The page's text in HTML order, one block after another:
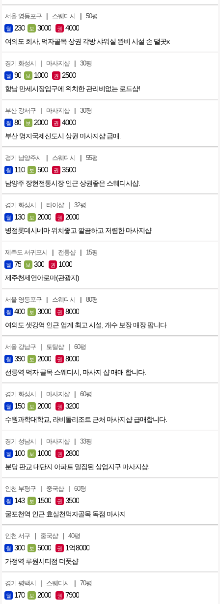
서울 영등포구 | 스웨디시 | 50평
월 230 보 3000 권 4000
여의도 회사, 먹자골목 상권 각방 샤워실 완비 시설 손 댈곳x
경기 화성시 | 마사지샵 | 30평
월 90 보 1000 권 2500
향남 만세시장입구에 위치한 관리비없는 로드샵!
부산 강서구 | 마사지샵 | 30평
월 80 보 2000 권 4000
부산 명지국제신도시 상권 마사지샵 급매.
경기 남양주시 | 스웨디시 | 55평
월 110 보 500 권 3500
남양주 장현전통시장 인근 상권좋은 스웨디시샵.
경기 화성시 | 타이샵 | 32평
월 130 보 2000 권 2000
병점롯데시네마 위치좋고 깔끔하고 저렴한 마사지샵
제주도 서귀포시 | 전통샵 | 15평
월 75 보 300 권 1000
제주천제연아로마(관광지)
서울 영등포구 | 스웨디시 | 80평
월 400 보 3000 권 8000
여의도 샛강역 인근 업계 최고 시설, 개수 보장 매장 팝니다
서울 강남구 | 토탈샵 | 60평
월 390 보 2000 권 8000
선릉역 먹자 골목 스웨디시, 마사지 샵 매매 합니다.
경기 화성시 | 마사지샵 | 60평
월 150 보 2000 권 3200
수원과학대학교, 라비돌리조트 근처 마사지샵 급매합니다.
경기 성남시 | 마사지샵 | 33평
월 100 보 1000 권 2800
분당 판교 대단지 아파트 밀집된 상업지구 마사지샵.
인천 부평구 | 중국샵 | 60평
월 143 보 1500 권 3500
굴포천역 인근 효실천먹자골목 독점 마사지
인천 서구 | 중국샵 | 40평
월 300 보 5000 권 1억8000
가정역 루원시티점 더풋샵
경기 평택시 | 스웨디시 | 70평
월 170 보 2000 권 7900